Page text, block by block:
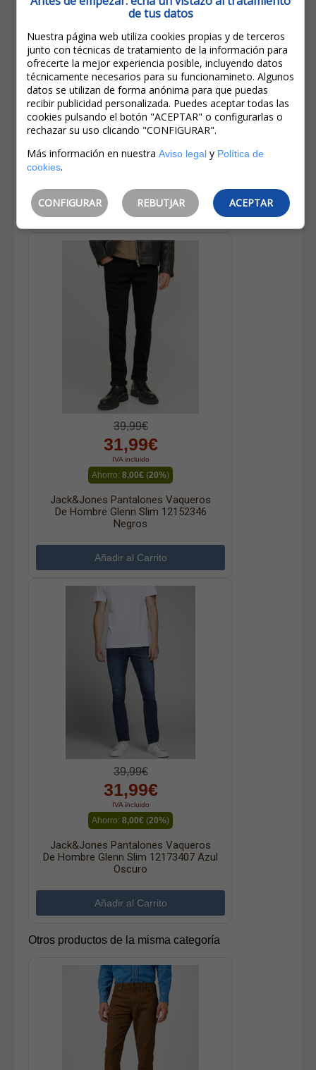
49,99€
24,99€
IVA incluido
Ahorro:25,00€(50%)
Jack&Jones Pantalones Vaqueros
De Hombre Liam Skinny 12224986
39,99€
31,99€
IVA incluido
Ahorro: 8,00€ (20%)
Jack&Jones Pantalones Vaqueros
De Hombre Glenn Slim 12152346
Negros
39,99€
31,99€
IVA incluido
Ahorro: 8,00€ (20%)
Jack&Jones Pantalones Vaqueros
De Hombre Glenn Slim 12173407 Azul
Oscuro
Otros productos de la misma categoría
de tus datos
Nuestra página web utiliza cookies propias y de terceros
junto con técnicas de tratamiento de la información para
ofrecerte la mejor experiencia posible, incluyendo datos
técnicamente necesarios para su funcionamineto. Algunos
datos se utilizan de forma anónima para que puedas
recibir publicidad personalizada. Puedes aceptar todas las
cookies pulsando el botón "ACEPTAR" o configurarlas o
rechazar su uso clicando "CONFIGURAR".
Más información en nuestra Aviso legaly Política de
cookies.
CONFIGURAR REBUTJAR ACEPTAR